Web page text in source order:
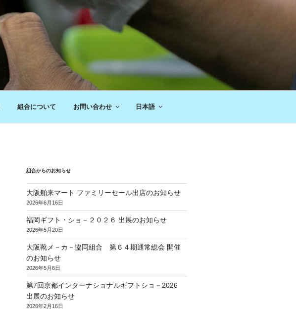
組合について お問い合わせ 日本語
組合からのお知らせ
大阪舶来マート ファミリーセール出店のお知らせ
2026年6月16日
福岡ギフト・ショ－２０２６ 出展のお知らせ
2026年5月20日
大阪靴メ－カ－協同組合 第６４期通常総会 開催
のお知らせ
2026年5月6日
第7回京都インターナショナルギフトショ－2026
出展のお知らせ
2026年2月16日